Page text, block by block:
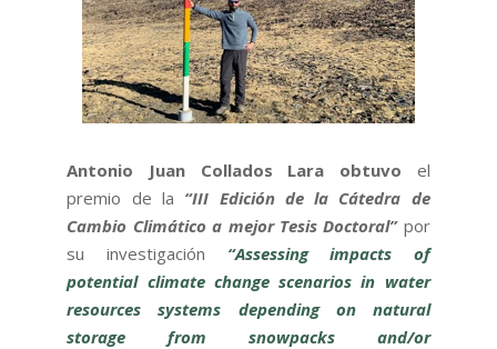
Antonio Juan Collados Lara obtuvo el
premio de la “III Edición de la Cátedra de
Cambio Climático a mejor Tesis Doctoral”por
su investigación “Assessing impacts of
potential climate change scenarios in water
resources systems depending on natural
storage from snowpacks and/or